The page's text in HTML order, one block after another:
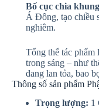
Bố cục chia khung
Á Đông, tạo chiều
nghiêm.
Tổng thể tác phẩm
trong sáng – như
đang lan tỏa, bao
Thông số sản phẩm
Trọng lượng: 1